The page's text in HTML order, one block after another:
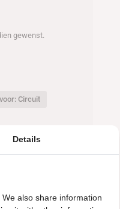
gewenst.
Circuit
Details
also share information